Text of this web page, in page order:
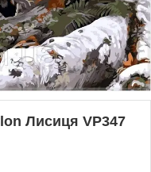
Лисиця VP347